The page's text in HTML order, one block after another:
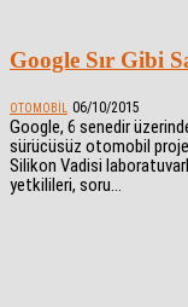
Google Sır Gibi
OTOMOBIL 06/10/2015
Google, 6 senedir
sürücüsüz otomobil
Silikon Vadisi
yetkilileri, soru...